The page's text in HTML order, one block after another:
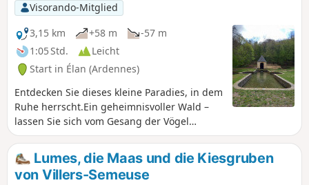
Visorando-Mitglied
3,15 km
+58 m
-57 m
1:05 Std.
Leicht
Start in Élan (Ardennes)
Entdecken Sie dieses kleine Paradies, in dem
Ruhe herrscht.Ein geheimnisvoller Wald –
lassen Sie sich vom Gesang der Vögel
verzaubern...
Lumes, die Maas und die Kiesgruben
von Villers-Semeuse